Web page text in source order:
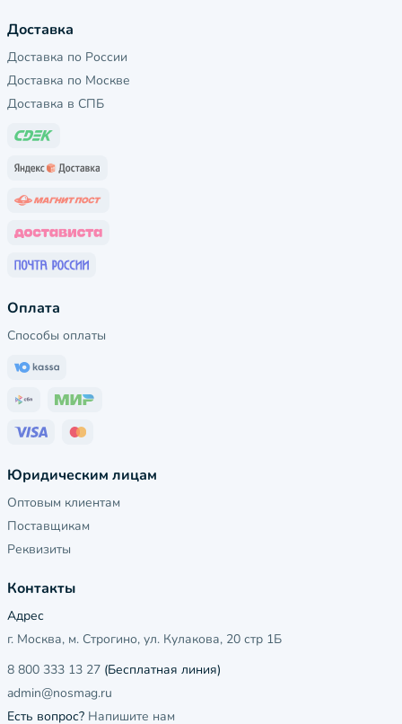
Доставка
Доставка по России
Доставка по Москве
Доставка в СПБ
Оплата
Способы оплаты
Юридическим лицам
Оптовым клиентам
Поставщикам
Реквизиты
Контакты
Адрес
г. Москва, м. Строгино, ул. Кулакова, 20 стр 1Б
8 800 333 13 27 (Бесплатная линия)
admin@nosmag.ru
Есть вопрос? Напишите нам